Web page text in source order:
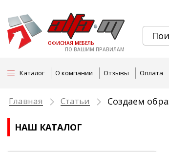
ОФИСНАЯ МЕБЕЛЬ
ПО ВАШИМ ПРАВИЛАМ
Каталог О компании Отзывы Оплата
Главная Статьи Создаем
НАШ КАТАЛОГ